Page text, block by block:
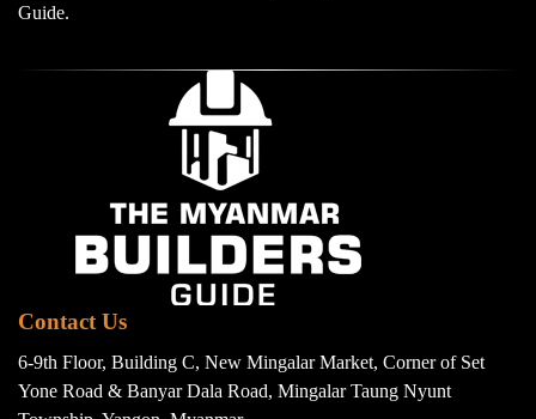
Guide.
Contact Us
6-9th Floor, Building C, New Mingalar Market, Corner of Set
Yone Road & Banyar Dala Road, Mingalar Taung Nyunt